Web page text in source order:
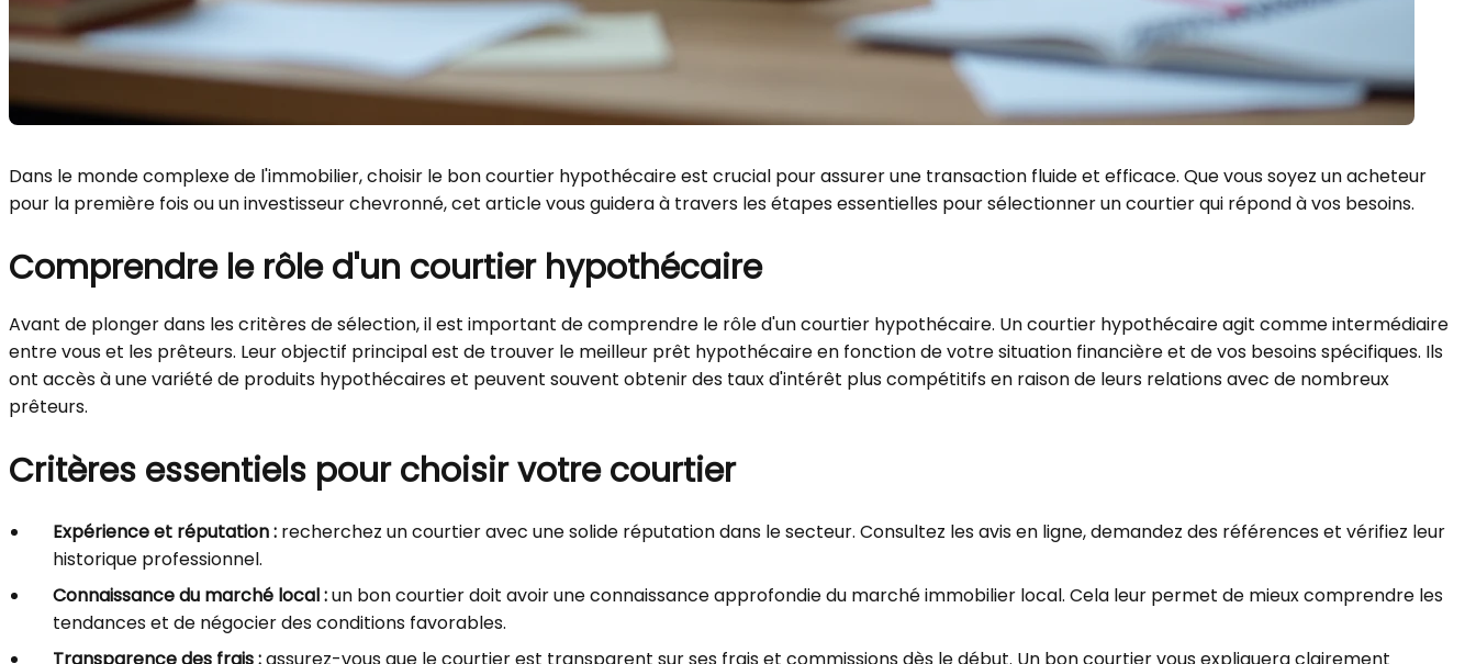
Dans le monde complexe de l'immobilier, choisir le bon courtier hypothécaire est crucial pour assurer une transaction fluide et efficace. Que vous soyez un acheteur
pour la première fois ou un investisseur chevronné, cet article vous guidera à travers les étapes essentielles pour sélectionner un courtier qui répond à vos besoins.
Comprendre le rôle d'un courtier hypothécaire
Avant de plonger dans les critères de sélection, il est important de comprendre le rôle d'un courtier hypothécaire. Un courtier hypothécaire agit comme intermédiaire
entre vous et les prêteurs. Leur objectif principal est de trouver le meilleur prêt hypothécaire en fonction de votre situation financière et de vos besoins spécifiques. Ils
ont accès à une variété de produits hypothécaires et peuvent souvent obtenir des taux d'intérêt plus compétitifs en raison de leurs relations avec de nombreux
prêteurs.
Critères essentiels pour choisir votre courtier
Expérience et réputation : recherchez un courtier avec une solide réputation dans le secteur. Consultez les avis en ligne, demandez des références et vérifiez leur
historique professionnel.
Connaissance du marché local :un bon courtier doit avoir une connaissance approfondie du marché immobilier local. Cela leur permet de mieux comprendre les
tendances et de négocier des conditions favorables.